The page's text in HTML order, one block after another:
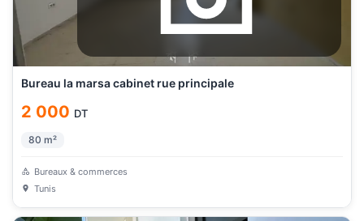
Bureau la marsa cabinet rue principale
2 000 DT
80 m²
Bureaux & commerces
Tunis